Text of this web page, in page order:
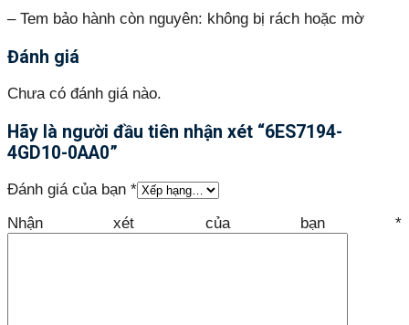
– Tem bảo hành còn nguyên: không bị rách hoặc mờ
Đánh giá
Chưa có đánh giá nào.
Hãy là người đầu tiên nhận xét “6ES7194-
4GD10-0AA0”
Đánh giá của bạn *
Nhận xét của bạn *